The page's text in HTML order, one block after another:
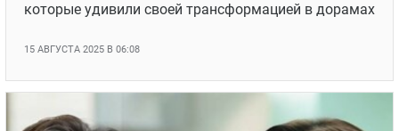
которые удивили своей трансформацией в дорамах
15 АВГУСТА 2025 В 06:08